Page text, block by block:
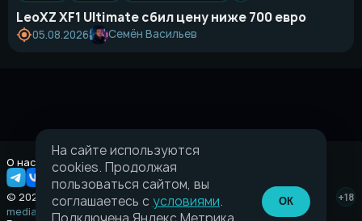
LeoXZ XF1 Ultimate сбил цену ниже 700 евро
05.08.2026 Семён Васильев
О нас Правовая информация
© 2026 Taverna.gg
+18
media@taverna.gg
На сайте используются
cookies. Продолжая
пользоваться сайтом, вы
соглашаетесь с условиями.
ОК